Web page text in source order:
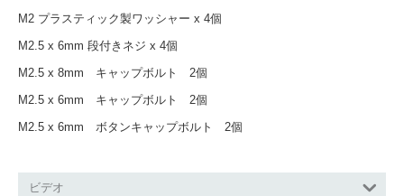
M2 プラスティック製ワッシャー x 4個
M2.5 x 6mm 段付きネジ x 4個
M2.5 x 8mm キャップボルト 2個
M2.5 x 6mm キャップボルト 2個
M2.5 x 6mm ボタンキャップボルト 2個
ビデオ